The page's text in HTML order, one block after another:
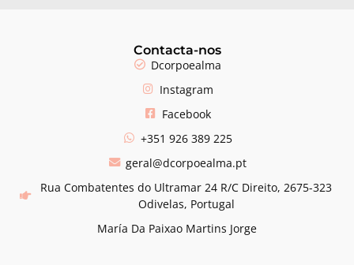
Contacta-nos
Dcorpoealma
Instagram
Facebook
+351 926 389 225
geral@dcorpoealma.pt
Rua Combatentes do Ultramar 24 R/C Direito, 2675-323
Odivelas, Portugal
María Da Paixao Martins Jorge